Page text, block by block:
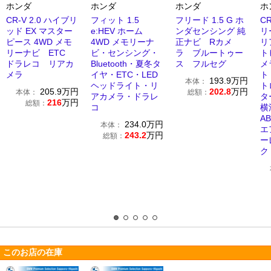
ホンダ
CR-V 2.0 ハイブリ
ッド EX マスター
ピース 4WD メモ
リーナビ ETC
ドラレコ リアカ
メラ
本体： 205.9万円
総額： 216万円
ホンダ
フィット 1.5
e:HEV ホーム
4WD メモリーナ
ビ・センシング・
Bluetooth・夏冬タ
イヤ・ETC・LED
ヘッドライト・リ
アカメラ・ドラレ
コ
本体： 234.0万円
総額： 243.2万円
ホンダ
フリード 1.5 G ホ
ンダセンシング 純
正ナビ Rカメ
ラ ブルートゥー
ス フルセグ
本体： 193.9万円
総額： 202.8万円
ホ
このお店の在庫